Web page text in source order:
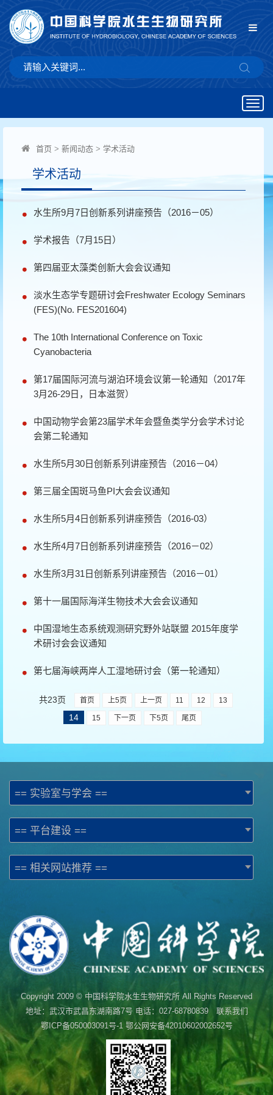
首页 > 新闻动态 > 学术活动
学术活动
水生所9月7日创新系列讲座预告（2016－05）
学术报告（7月15日）
第四届亚太藻类创新大会会议通知
淡水生态学专题研讨会Freshwater Ecology Seminars
(FES)(No. FES201604)
The 10th International Conference on Toxic
Cyanobacteria
第17届国际河流与湖泊环境会议第一轮通知（2017年
3月26-29日，日本滋贺）
中国动物学会第23届学术年会暨鱼类学分会学术讨论
会第二轮通知
水生所5月30日创新系列讲座预告（2016－04）
第三届全国斑马鱼PI大会会议通知
水生所5月4日创新系列讲座预告（2016-03）
水生所4月7日创新系列讲座预告（2016－02）
水生所3月31日创新系列讲座预告（2016－01）
第十一届国际海洋生物技术大会会议通知
中国湿地生态系统观测研究野外站联盟 2015年度学
术研讨会会议通知
第七届海峡两岸人工湿地研讨会（第一轮通知）
共23页 首页 上5页 上一页 11 12 13
14 15 下一页 下5页 尾页
== 实验室与学会 ==
== 平台建设 ==
== 相关网站推荐 ==
Copyright 2009 © 中国科学院水生生物研究所 All Rights Reserved
地址：武汉市武昌东湖南路7号 电话：027-68780839 联系我们
鄂ICP备050003091号-1鄂公网安备42010602002652号